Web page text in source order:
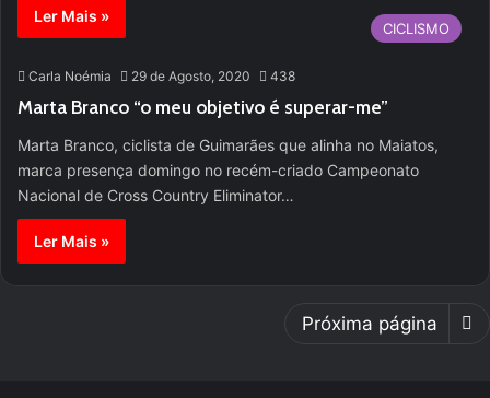
Ler Mais »
CICLISMO
Carla Noémia 29 de Agosto, 2020 438
Marta Branco “o meu objetivo é superar-me”
Marta Branco, ciclista de Guimarães que alinha no Maiatos,
marca presença domingo no recém-criado Campeonato
Nacional de Cross Country Eliminator…
Ler Mais »
Próxima página